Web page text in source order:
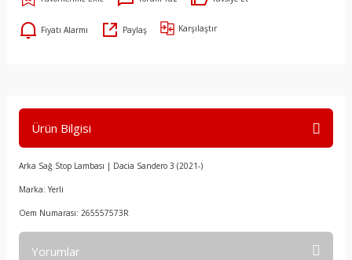
Fiyatı Alarmı Paylaş Karşılaştır
Ürün Bilgisi
Arka Sağ Stop Lambası | Dacia Sandero 3 (2021-)
Marka: Yerli
Oem Numarası: 265557573R
Yorumlar